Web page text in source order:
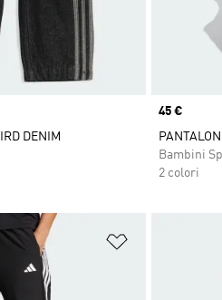
DENIM
Price
45 €
Bambini
2 colori
Aggiungi alla